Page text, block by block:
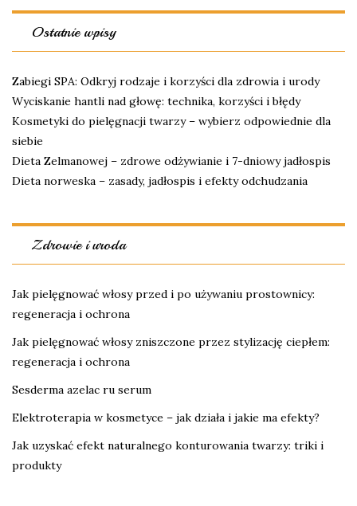
Ostatnie wpisy
Zabiegi SPA: Odkryj rodzaje i korzyści dla zdrowia i urody
Wyciskanie hantli nad głowę: technika, korzyści i błędy
Kosmetyki do pielęgnacji twarzy – wybierz odpowiednie dla
siebie
Dieta Zelmanowej – zdrowe odżywianie i 7-dniowy jadłospis
Dieta norweska – zasady, jadłospis i efekty odchudzania
Zdrowie i uroda
Jak pielęgnować włosy przed i po używaniu prostownicy:
regeneracja i ochrona
Jak pielęgnować włosy zniszczone przez stylizację ciepłem:
regeneracja i ochrona
Sesderma azelac ru serum
Elektroterapia w kosmetyce – jak działa i jakie ma efekty?
Jak uzyskać efekt naturalnego konturowania twarzy: triki i
produkty